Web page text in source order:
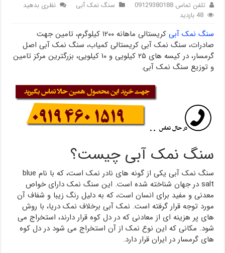
تلفن تماس 09129380188 سنگ نمک آبی
نظری بدهید
48 بازدید
سنگ نمک آبی
کریستالی ماهانه ۱۲۰۰ کیلوگرم، تامین جهت
صادرات، سنگ نمک آبی کریستالی کمیاب، سنگ نمک آبی اصل
گرمسار، در کیسه های ۲۵ کیلویی و ۱۰ کیلویی، بزرگترین مرکز تامین
و توزیع سنگ نمک آبی.
سنگ نمک آبی چیست؟
سنگ نمک آبی یکی از گونه های نادر نمک است، که با نام blue
salt در جهان شناخته شده است. این سنگ نمک دارای خواص
معدنی و مفید برای انسان است، که به دلیل رنگ زیبا و شفاف آن
مورد توجه قرار گرفته است. نمک آبی برخلاف نمک دریا، با روش
های پر هزینه ای از معادنی که در دل کوه قرار دارند، استخراج می
شود. مکانی که این نوع نمک از آن استخراج می شود در دل کوه
های گرمسار در ایران قرار دارد.